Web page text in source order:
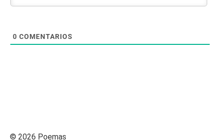
0 COMENTARIOS
© 2026 Poemas